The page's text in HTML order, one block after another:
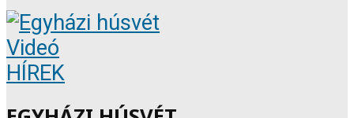
Videó
HÍREK